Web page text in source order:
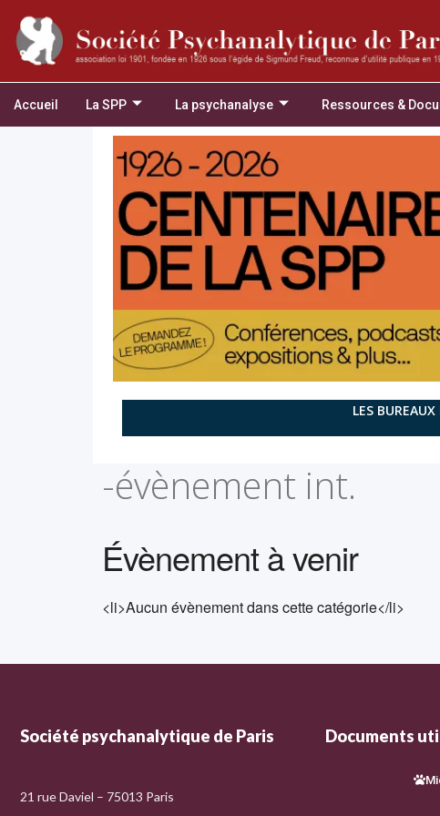
Accueil La SPP La psychanalyse Ressources &
LES
-évènement int.
Évènement à venir
<li>Aucun évènement dans cette catégorie</li>
Société psychanalytique de Paris
21 rue Daviel – 75013 Paris
Documents